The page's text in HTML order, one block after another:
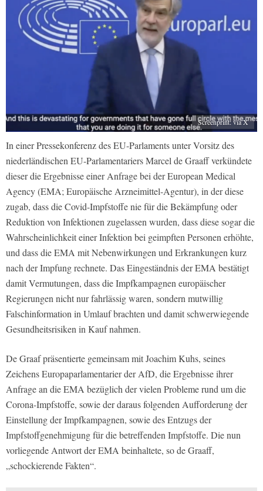
Screenprint: via X
In einer Pressekonferenz des EU-Parlaments unter Vorsitz des
niederländischen EU-Parlamentariers Marcel de Graaff verkündete
dieser die Ergebnisse einer Anfrage bei der European Medical
Agency (EMA; Europäische Arzneimittel-Agentur), in der diese
zugab, dass die Covid-Impfstoffe nie für die Bekämpfung oder
Reduktion von Infektionen zugelassen wurden, dass diese sogar die
Wahrscheinlichkeit einer Infektion bei geimpften Personen erhöhte,
und dass die EMA mit Nebenwirkungen und Erkrankungen kurz
nach der Impfung rechnete. Das Eingeständnis der EMA bestätigt
damit Vermutungen, dass die Impfkampagnen europäischer
Regierungen nicht nur fahrlässig waren, sondern mutwillig
Falschinformation in Umlauf brachten und damit schwerwiegende
Gesundheitsrisiken in Kauf nahmen.
De Graaf präsentierte gemeinsam mit Joachim Kuhs, seines
Zeichens Europaparlamentarier der AfD, die Ergebnisse ihrer
Anfrage an die EMA bezüglich der vielen Probleme rund um die
Corona-Impfstoffe, sowie der daraus folgenden Aufforderung der
Einstellung der Impfkampagnen, sowie des Entzugs der
Impfstoffgenehmigung für die betreffenden Impfstoffe. Die nun
vorliegende Antwort der EMA beinhaltete, so de Graaff,
„schockierende Fakten“.